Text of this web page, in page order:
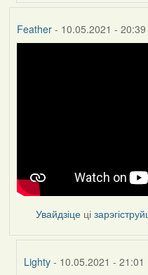
Feather- 10.05.2021 - 20:39
Увайдзіце ці
Lighty - 10.05.2021 - 21:01